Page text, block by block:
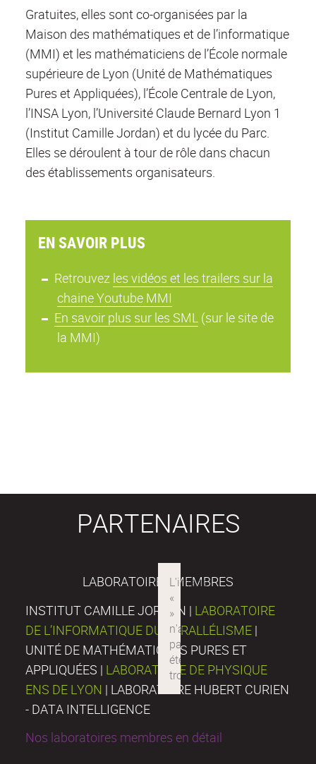
Gratuites, elles sont co-organisées par la
Maison des mathématiques et de l’informatique
(MMI) et les mathématiciens de l’École normale
supérieure de Lyon (Unité de Mathématiques
Pures et Appliquées), l’École Centrale de Lyon,
l’INSA Lyon, l’Université Claude Bernard Lyon 1
(Institut Camille Jordan) et du lycée du Parc.
Elles se déroulent à tour de rôle dans chacun
des établissements organisateurs.
EN SAVOIR PLUS
Retrouvez les vidéos et les trailers sur la
chaine Youtube MMI
En savoir plus sur les SML(sur le site de
la MMI)
PARTENAIRES
LABORATOIRES MEMBRES
INSTITUT CAMILLE JORDAN | LABORATOIRE
DE L’INFORMATIQUE DU PARALLÉLISME |
UNITÉ DE MATHÉMATIQUES PURES ET
APPLIQUÉES | LABORATOIRE DE PHYSIQUE
ENS DE LYON | LABORATOIRE HUBERT CURIEN
- DATA INTELLIGENCE
Nos laboratoires membres en détail